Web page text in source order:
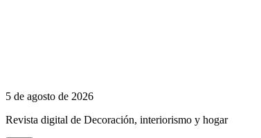
5 de agosto de 2026
Revista digital de Decoración, interiorismo y hogar